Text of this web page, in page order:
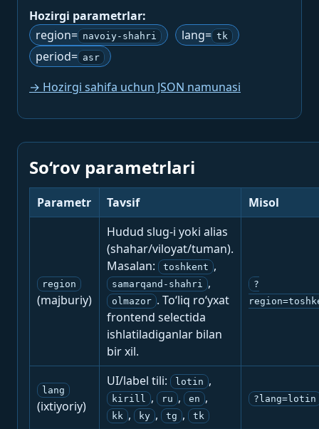
Hozirgi parametrlar:
region= navoiy-shahri lang= tk
period= asr
→ Hozirgi sahifa uchun JSON namunasi
So‘rov parametrlari
Parametr Tavsif Misol
region
(majburiy)
Hudud slug-i yoki alias
(shahar/viloyat/tuman).
Masalan:
toshkent ,
samarqand-shahri ,
olmazor . To‘liq ro‘yxat
frontend selectida
ishlatiladiganlar bilan
bir xil.
?
lang
(ixtiyoriy)
UI/label tili: lotin ,
kirill , ru , en ,
kk , ky , tg , tk
?lang=lotin